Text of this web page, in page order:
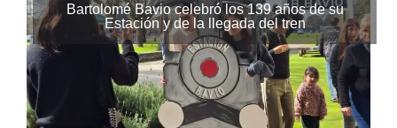
Bartolomé Bavio celebró los 139 años de su
Estación y de la llegada del tren